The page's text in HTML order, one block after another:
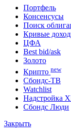
Портфель
Консенсусы
Поиск
Кривые
ЦФА
Best bid/ask
Золото
Крипто new
Сбондс-ТВ
Watchlist
Надстройка
Сбондс Люди
Закрыть